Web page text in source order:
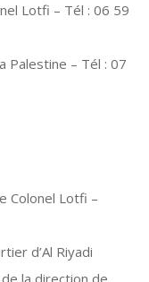
Lotfi – Tél : 06 59
Palestine – Tél : 07
Colonel Lotfi –
d’Al Riyadi
la direction de